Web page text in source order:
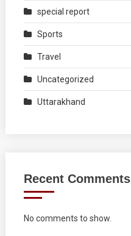
special report
Sports
Travel
Uncategorized
Uttarakhand
Recent Comments
No comments to show.